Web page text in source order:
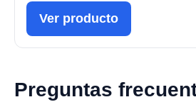
Ver producto
Preguntas